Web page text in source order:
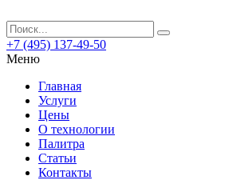
+7 (495) 137-49-50
Меню
Главная
Услуги
Цены
О технологии
Палитра
Статьи
Контакты